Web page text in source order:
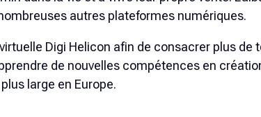
autres plateformes numériques.
Digi Helicon afin de consacrer plus de
de nouvelles compétences en
large en Europe.